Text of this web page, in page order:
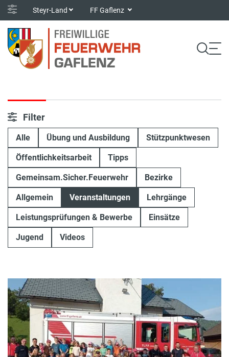
Steyr-Land FF Gaflenz
Filter
Alle Übung und Ausbildung Stützpunktwesen
Öffentlichkeitsarbeit Tipps
Gemeinsam.Sicher.Feuerwehr Bezirke
Allgemein Veranstaltungen Lehrgänge
Leistungsprüfungen & Bewerbe Einsätze
Jugend Videos